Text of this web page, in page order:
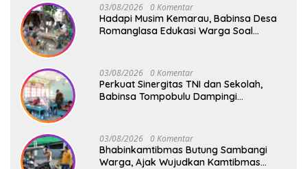
03/08/2026 0 Komentar
Hadapi Musim Kemarau, Babinsa Desa
Romanglasa Edukasi Warga Soal
03/08/2026 0 Komentar
Perkuat Sinergitas TNI dan Sekolah,
Babinsa Tompobulu Dampingi
03/08/2026 0 Komentar
Bhabinkamtibmas Butung Sambangi
Warga, Ajak Wujudkan Kamtibmas